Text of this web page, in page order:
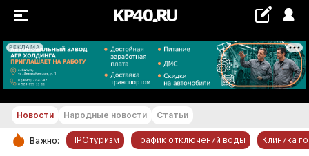
РЕКЛАМА
+20...+21 °С
Новости Народные новости Статьи
Важно: ПРОтуризм График отключений воды Клиника